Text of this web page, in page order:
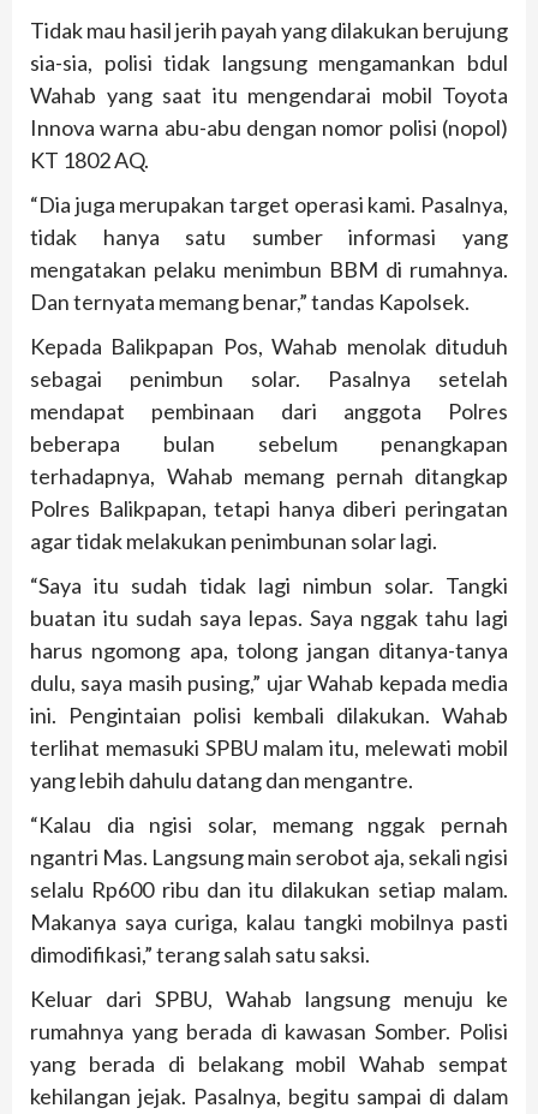
Tidak mau hasil jerih payah yang dilakukan berujung
sia-sia, polisi tidak langsung mengamankan bdul
Wahab yang saat itu mengendarai mobil Toyota
Innova warna abu-abu dengan nomor polisi (nopol)
KT 1802 AQ.
“Dia juga merupakan target operasi kami. Pasalnya,
tidak hanya satu sumber informasi yang
mengatakan pelaku menimbun BBM di rumahnya.
Dan ternyata memang benar,” tandas Kapolsek.
Kepada Balikpapan Pos, Wahab menolak dituduh
sebagai penimbun solar. Pasalnya setelah
mendapat pembinaan dari anggota Polres
beberapa bulan sebelum penangkapan
terhadapnya, Wahab memang pernah ditangkap
Polres Balikpapan, tetapi hanya diberi peringatan
agar tidak melakukan penimbunan solar lagi.
“Saya itu sudah tidak lagi nimbun solar. Tangki
buatan itu sudah saya lepas. Saya nggak tahu lagi
harus ngomong apa, tolong jangan ditanya-tanya
dulu, saya masih pusing,” ujar Wahab kepada media
ini. Pengintaian polisi kembali dilakukan. Wahab
terlihat memasuki SPBU malam itu, melewati mobil
yang lebih dahulu datang dan mengantre.
“Kalau dia ngisi solar, memang nggak pernah
ngantri Mas. Langsung main serobot aja, sekali ngisi
selalu Rp600 ribu dan itu dilakukan setiap malam.
Makanya saya curiga, kalau tangki mobilnya pasti
dimodifikasi,” terang salah satu saksi.
Keluar dari SPBU, Wahab langsung menuju ke
rumahnya yang berada di kawasan Somber. Polisi
yang berada di belakang mobil Wahab sempat
kehilangan jejak. Pasalnya, begitu sampai di dalam